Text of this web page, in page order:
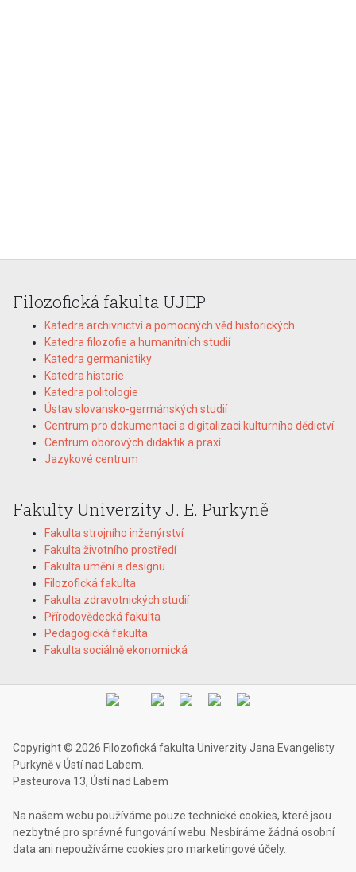
Filozofická fakulta UJEP
Katedra archivnictví a pomocných věd historických
Katedra filozofie a humanitních studií
Katedra germanistiky
Katedra historie
Katedra politologie
Ústav slovansko-germánských studií
Centrum pro dokumentaci a digitalizaci kulturního dědictví
Centrum oborových didaktik a praxí
Jazykové centrum
Fakulty Univerzity J. E. Purkyně
Fakulta strojního inženýrství
Fakulta životního prostředí
Fakulta umění a designu
Filozofická fakulta
Fakulta zdravotnických studií
Přírodovědecká fakulta
Pedagogická fakulta
Fakulta sociálně ekonomická
Copyright © 2026 Filozofická fakulta Univerzity Jana Evangelisty
Purkyně v Ústí nad Labem.
Pasteurova 13, Ústí nad Labem
Na našem webu používáme pouze technické cookies, které jsou
nezbytné pro správné fungování webu. Nesbíráme žádná osobní
data ani nepoužíváme cookies pro marketingové účely.